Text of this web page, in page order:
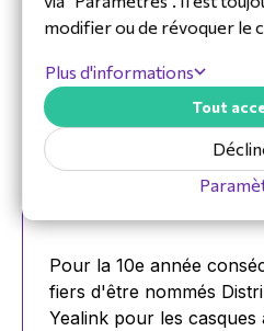
10 ans de
Pour la 10e année
fiers d'être nommés
Yealink pour les
modifier ou de révoquer le
Plus d'informations
Tout